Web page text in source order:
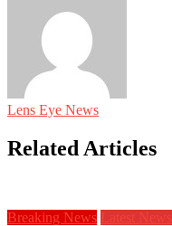
Lens Eye News
Related Articles
Breaking News Latest News